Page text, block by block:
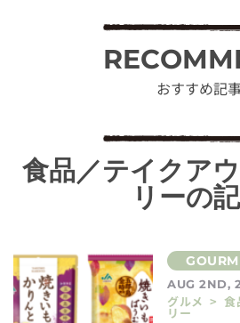
おすすめ記
食品／テイクア
リーの
AUG 2ND,
グルメ > 食
リー